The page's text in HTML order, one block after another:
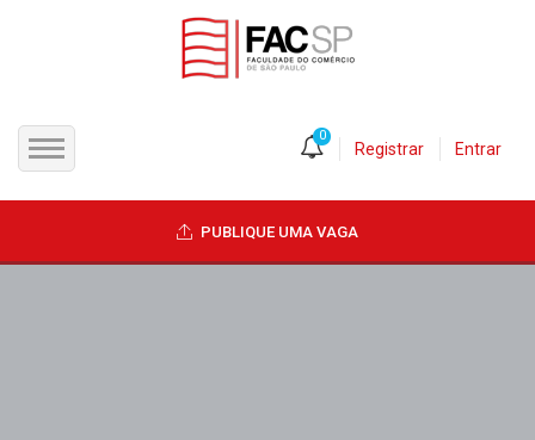
CANDIDATOS
0
Registrar Entrar
PUBLIQUE UMA VAGA